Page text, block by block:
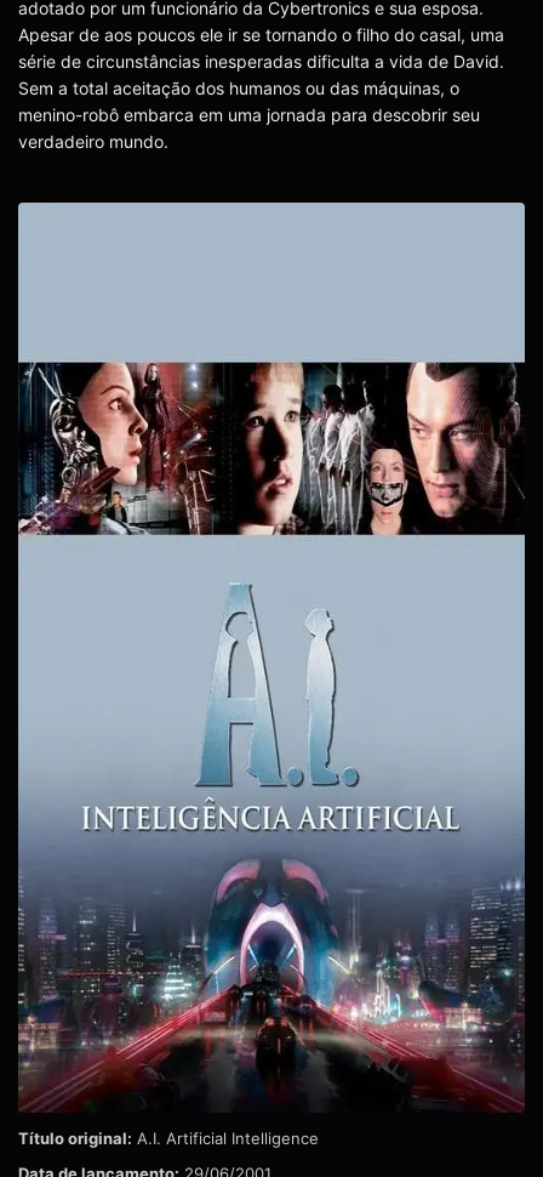
adotado por um funcionário da Cybertronics e sua esposa.
Apesar de aos poucos ele ir se tornando o filho do casal, uma
série de circunstâncias inesperadas dificulta a vida de David.
Sem a total aceitação dos humanos ou das máquinas, o
menino-robô embarca em uma jornada para descobrir seu
verdadeiro mundo.
Título original: A.I. Artificial Intelligence